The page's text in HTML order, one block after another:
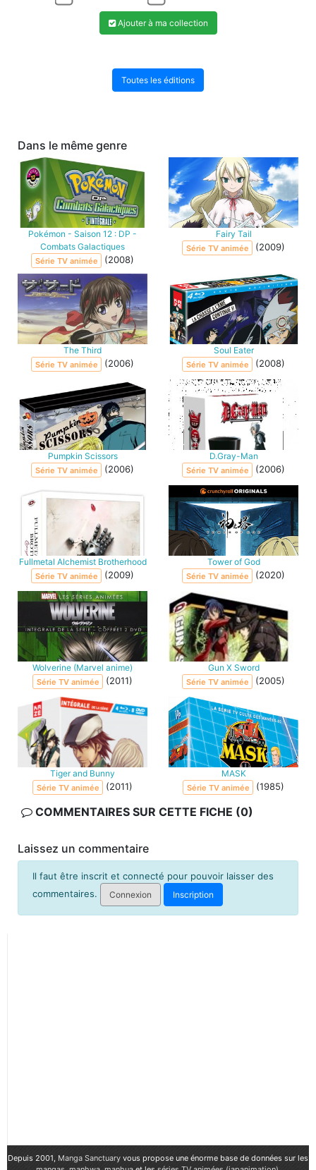
Ajouter à ma collection
Toutes les éditions
Dans le même genre
Pokémon - Saison 12 : DP -
Combats Galactiques
Série TV animée (2008)
Fairy Tail
Série TV animée (2009)
The Third
Série TV animée (2006)
Soul Eater
Série TV animée (2008)
Pumpkin Scissors
Série TV animée (2006)
D.Gray-Man
Série TV animée (2006)
Fullmetal Alchemist Brotherhood
Série TV animée (2009)
Tower of God
Série TV animée (2020)
Wolverine (Marvel anime)
Série TV animée (2011)
Gun X Sword
Série TV animée (2005)
Tiger and Bunny
Série TV animée (2011)
MASK
Série TV animée (1985)
COMMENTAIRES SUR CETTE FICHE (0)
Laissez un commentaire
Il faut être inscrit et connecté pour pouvoir laisser des
commentaires.
Connexion Inscription
Depuis 2001, Manga Sanctuary vous propose une énorme base de données sur les